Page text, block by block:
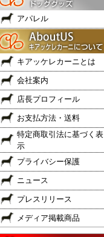
アパレル
キアッケレカーニとは
会社案内
店長プロフィール
お支払方法・送料
特定商取引法に基づく表
示
プライバシー保護
ニュース
プレスリリース
メディア掲載商品